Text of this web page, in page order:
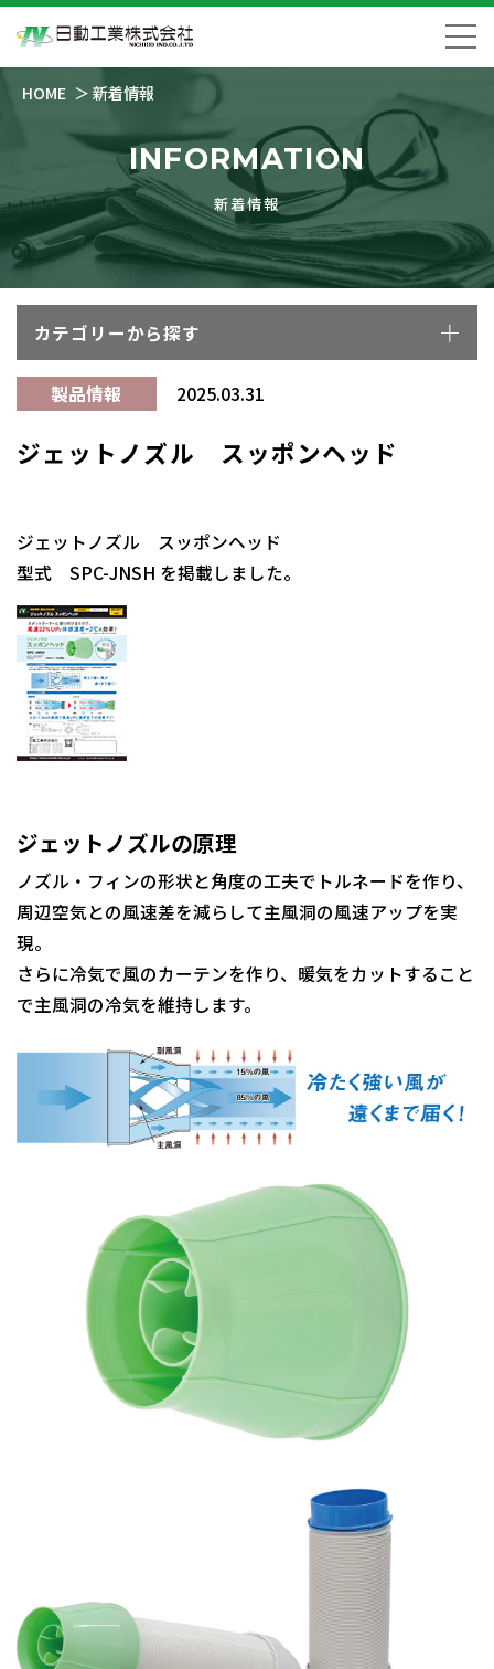
HOME 新着情報
INFORMATION
新着情報
カテゴリーから探す
製品情報 2025.03.31
ジェットノズル スッポンヘッド
ジェットノズル スッポンヘッド
型式 SPC-JNSH を掲載しました。
ジェットノズルの原理
ノズル・フィンの形状と角度の工夫でトルネードを作り、
周辺空気との風速差を減らして主風洞の風速アップを実
現。
さらに冷気で風のカーテンを作り、暖気をカットすること
で主風洞の冷気を維持します。